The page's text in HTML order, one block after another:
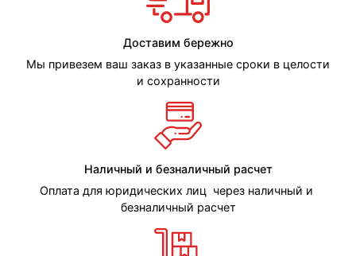
Доставим бережно
Мы привезем ваш заказ в указанные сроки в целости
и сохранности
Наличный и безналичный расчет
Оплата для юридических лиц через наличный и
безналичный расчет